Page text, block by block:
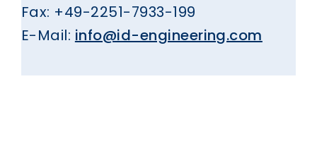
Fax: +49-2251-7933-199
E-Mail: info@id-engineering.com